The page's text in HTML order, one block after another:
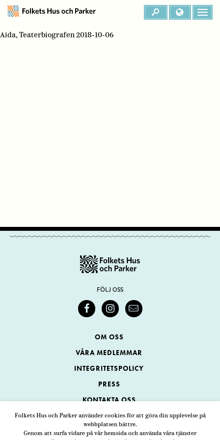
Folkets Hus och Parker använder cookies för att göra din upplevelse på
webbplatsen bättre.
Genom att surfa vidare på vår hemsida och använda våra tjänster
Aida, Teaterbiografen 2018-10-06
FÖLJ OSS
OM OSS
VÅRA MEDLEMMAR
INTEGRITETSPOLICY
PRESS
KONTAKTA OSS
Folkets Hus och Parker